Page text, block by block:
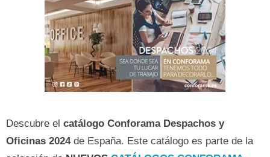
Descubre el catálogo Conforama Despachos y
Oficinas 2024de España. Este catálogo es parte de la